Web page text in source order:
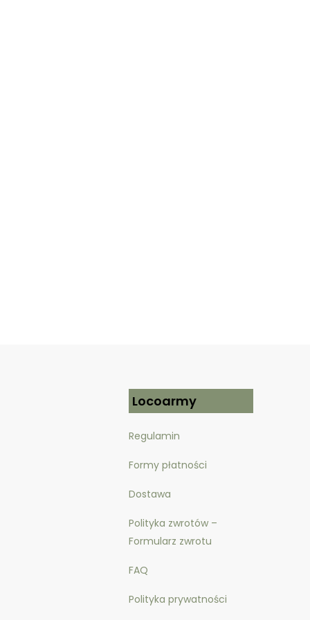
Locoarmy
Regulamin
Formy płatności
Dostawa
Polityka zwrotów –
Formularz zwrotu
FAQ
Polityka prywatności